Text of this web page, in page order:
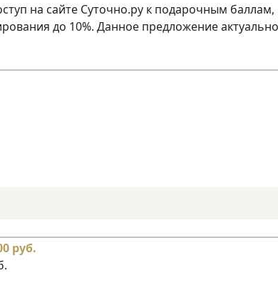
на сайте Суточно.ру к подарочным баллам,
до 10%. Данное предложение